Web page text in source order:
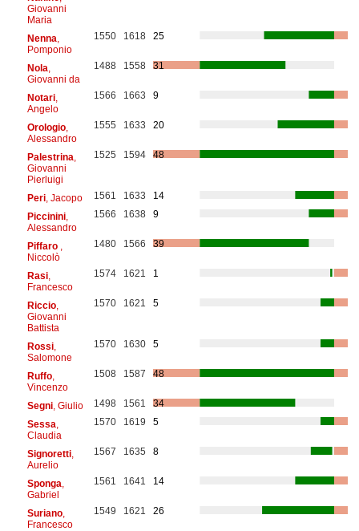
Giovanni
Maria
Nenna
Pomponio
1550 1618 25
Nola
Giovanni da
1488 1558 31
Notari,
Angelo
1566 1663 9
Orologio,
Alessandro
1555 1633 20
Palestrina
Giovanni
Pierluigi
1525 1594 48
Peri, Jacopo 1561 1633
14
Piccinini,
Alessandro
1566 1638 9
Piffaro
Niccolò
1480 1566 39
Rasi,
Francesco
1574 1621 1
Riccio,
Giovanni
Battista
1570 1621 5
Rossi,
Salomone
1570 1630 5
Ruffo,
Vincenzo
1508 1587 48
Segni, Giulio 1498 1561
34
Sessa
Claudia
1570 1619 5
Signoretti,
Aurelio
1567 1635 8
Sponga
Gabriel
1561 1641 14
Suriano,
Francesco
1549 1621 26